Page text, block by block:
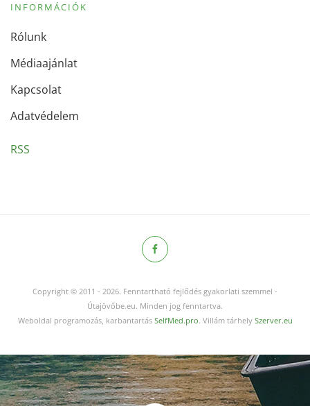
INFORMÁCIÓK
Rólunk
Médiaajánlat
Kapcsolat
Adatvédelem
RSS
Copyright © 2011 - 2026. Fenntartható fejlődés gyakorlati szemmel -
Útajövőbe.eu. Minden jog fenntartva.
Weboldal programozás, karbantartás SelfMed.pro. Villám tárhely Szerver.eu